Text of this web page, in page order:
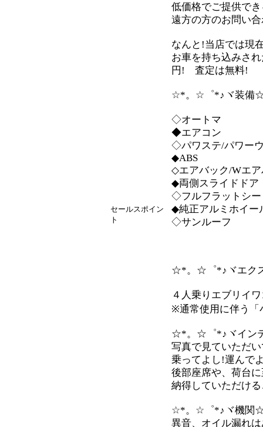
セールスポイン
ト
低価格でご提供で
遠方の方のお問い
なんと!当店では現
お車を持ち込みさ
円! 査定は無料!
☆*。☆゜*♪ヾ装備
◇オートマ
◆エアコン
◇パワステ/パワー
◆ABS
◇エアバック/Wエ
◆両側スライドドア
◇フルフラットシー
◆純正アルミホイー
◇サンルーフ
☆*。☆゜*♪ヾエク
４人乗りエブリイ
※通常使用に伴う「
☆*。☆゜*♪ヾイン
写真で見ていただ
乗ってよし!運んで
後部座席や、荷台
納得していただけ
☆*。☆゜*♪ヾ機関
異音、オイル漏れ